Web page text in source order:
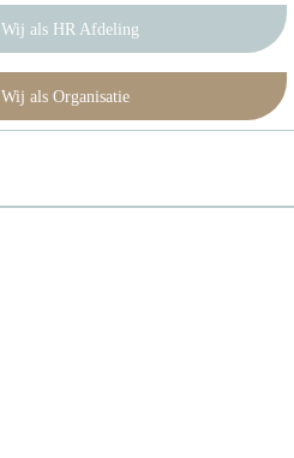
Wij als HR Afdeling
Wij als Organisatie